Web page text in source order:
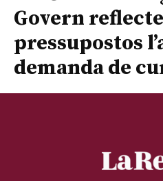
Govern
pressupostos
demanda de